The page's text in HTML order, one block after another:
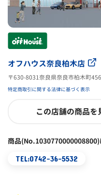
オフハウス奈良柏木店
〒630-8031奈良県奈良市柏木町
特定商取引に関する法律に基づく表示
この店舗の商品を
商品(No.1030770000008800)
TEL:0742-36-5532